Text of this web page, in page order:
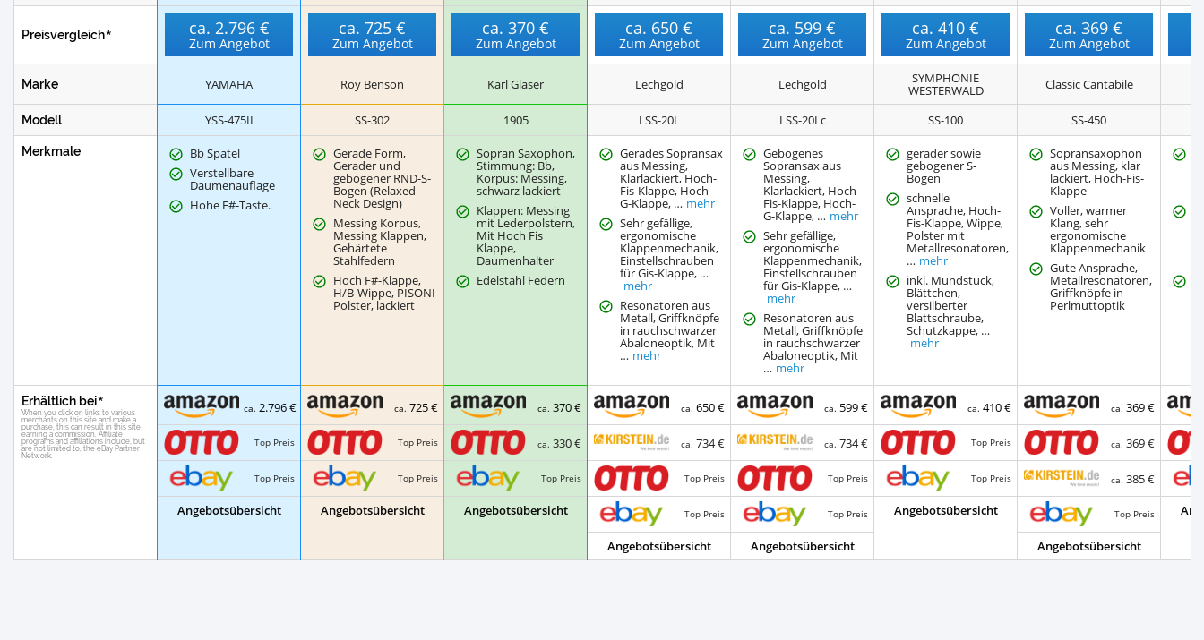
Preisvergleich ca. 2.796 €
Zum Angebot
ca.725 €
Zum Angebot
ca.370 €
Zum Angebot
ca. 650 €
Zum Angebot
ca. 599 €
Zum Angebot
ca.410 €
Zum Angebot
ca.369 €
Zum Angebot
Marke YAMAHA Roy Benson Karl Glaser Lechgold Lechgold SYMPHONIE
WESTERWALD Classic Cantabile
Modell YSS-475II SS-302 1905 LSS-20L LSS-20Lc ‎SS-100 SS-450
Merkmale
Bb Spatel
Verstellbare
Daumenauflage
Hohe F#-Taste.
Gerade Form,
Gerader und
gebogener RND-S-
Bogen (Relaxed
Neck Design)
Messing Korpus,
Messing Klappen,
Gehärtete
Stahlfedern
Hoch F#-Klappe,
H/B-Wippe, PISONI
Polster, lackiert
Sopran Saxophon,
Stimmung: Bb,
Korpus: Messing,
schwarz lackiert
Klappen: Messing
mit Lederpolstern,
Mit Hoch Fis
Klappe,
Daumenhalter
Edelstahl Federn
Gerades Sopransax
aus Messing,
Klarlackiert, Hoch-
Fis-Klappe, Hoch-
G-Klappe, … mehr
Sehr gefällige,
ergonomische
Klappenmechanik,
Einstellschrauben
für Gis-Klappe, …
mehr
Resonatoren aus
Metall, Griffknöpfe
in rauchschwarzer
Abaloneoptik, Mit
… mehr
Gebogenes
Sopransax aus
Messing,
Klarlackiert, Hoch-
Fis-Klappe, Hoch-
G-Klappe, … mehr
Sehr gefällige,
ergonomische
Klappenmechanik,
Einstellschrauben
für Gis-Klappe, …
mehr
Resonatoren aus
Metall, Griffknöpfe
in rauchschwarzer
Abaloneoptik, Mit
… mehr
gerader sowie
gebogener S-
Bogen
schnelle
Ansprache, Hoch-
Fis-Klappe, Wippe,
Polster mit
Metallresonatoren,
… mehr
inkl. Mundstück,
Blättchen,
versilberter
Blattschraube,
Schutzkappe, …
mehr
Sopransaxophon
aus Messing, klar
lackiert, Hoch-Fis-
Klappe
Voller, warmer
Klang, sehr
ergonomische
Klappenmechanik
Gute Ansprache,
Metallresonatoren,
Griffknöpfe in
Perlmuttoptik
Erhältlich bei ca.2.796 €
Top Preis
Top Preis
Angebotsübersicht
ca.725 €
Top Preis
Top Preis
Angebotsübersicht
ca.370 €
ca.330 €
Top Preis
Angebotsübersicht
ca.650 €
ca.734 €
Top Preis
Top Preis
Angebotsübersicht
ca. 599 €
ca.734 €
Top Preis
Top Preis
Angebotsübersicht
ca.410 €
Top Preis
Top Preis
Angebotsübersicht
ca.369 €
ca.369 €
ca.385 €
Top Preis
Angebotsübersicht